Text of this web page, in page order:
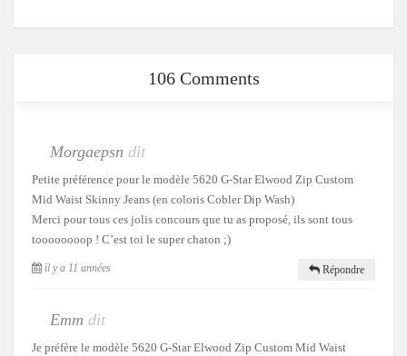
106 Comments
Morgaepsn dit
Petite préférence pour le modèle 5620 G-Star Elwood Zip Custom
Mid Waist Skinny Jeans (en coloris Cobler Dip Wash)
Merci pour tous ces jolis concours que tu as proposé, ils sont tous
toooooooop ! C’est toi le super chaton ;)
il y a 11 années Répondre
Emm dit
Je préfère le modèle 5620 G-Star Elwood Zip Custom Mid Waist